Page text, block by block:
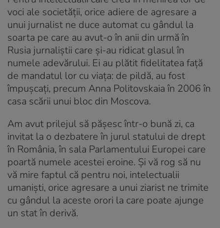
voci ale societății, orice adiere de agresare a
unui jurnalist ne duce automat cu gândul la
soarta pe care au avut-o în anii din urmă în
Rusia jurnaliștii care și-au ridicat glasul în
numele adevărului. Ei au plătit fidelitatea față
de mandatul lor cu viața: de pildă, au fost
împușcați, precum Anna Politovskaia în 2006 în
casa scării unui bloc din Moscova.
Am avut prilejul să pășesc într-o bună zi, ca
invitat la o dezbatere în jurul statului de drept
în România, în sala Parlamentului Europei care
poartă numele acestei eroine. Și vă rog să nu
vă mire faptul că pentru noi, intelectualii
umaniști, orice agresare a unui ziarist ne trimite
cu gândul la aceste orori la care poate ajunge
un stat în derivă.